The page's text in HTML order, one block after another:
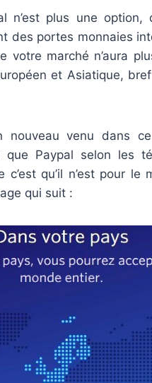
n’est plus une
des portes monnaies
votre marché n’aura
et Asiatique,
nouveau venu dans
Paypal selon les
qu’il n’est pour
qui suit :